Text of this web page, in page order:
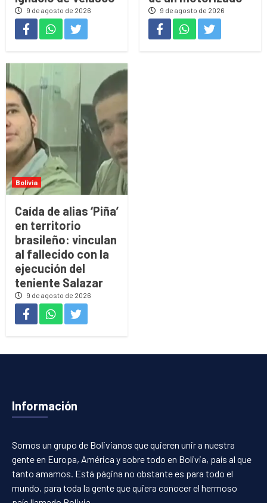
9 de agosto de 2026 9 de agosto de 2026
Bolivia
Caída de alias ‘Piña’
en territorio
brasileño: vinculan
al fallecido con la
ejecución del
teniente Salazar
9 de agosto de 2026
Información
Somos un grupo de Bolivianos que quieren unir a nuestra
gente en Europa, América y sobre todo en Bolivia, país al que
tanto amamos. Está página no obstante es para todo el
mundo, para toda la gente que quiera conocer el hermoso